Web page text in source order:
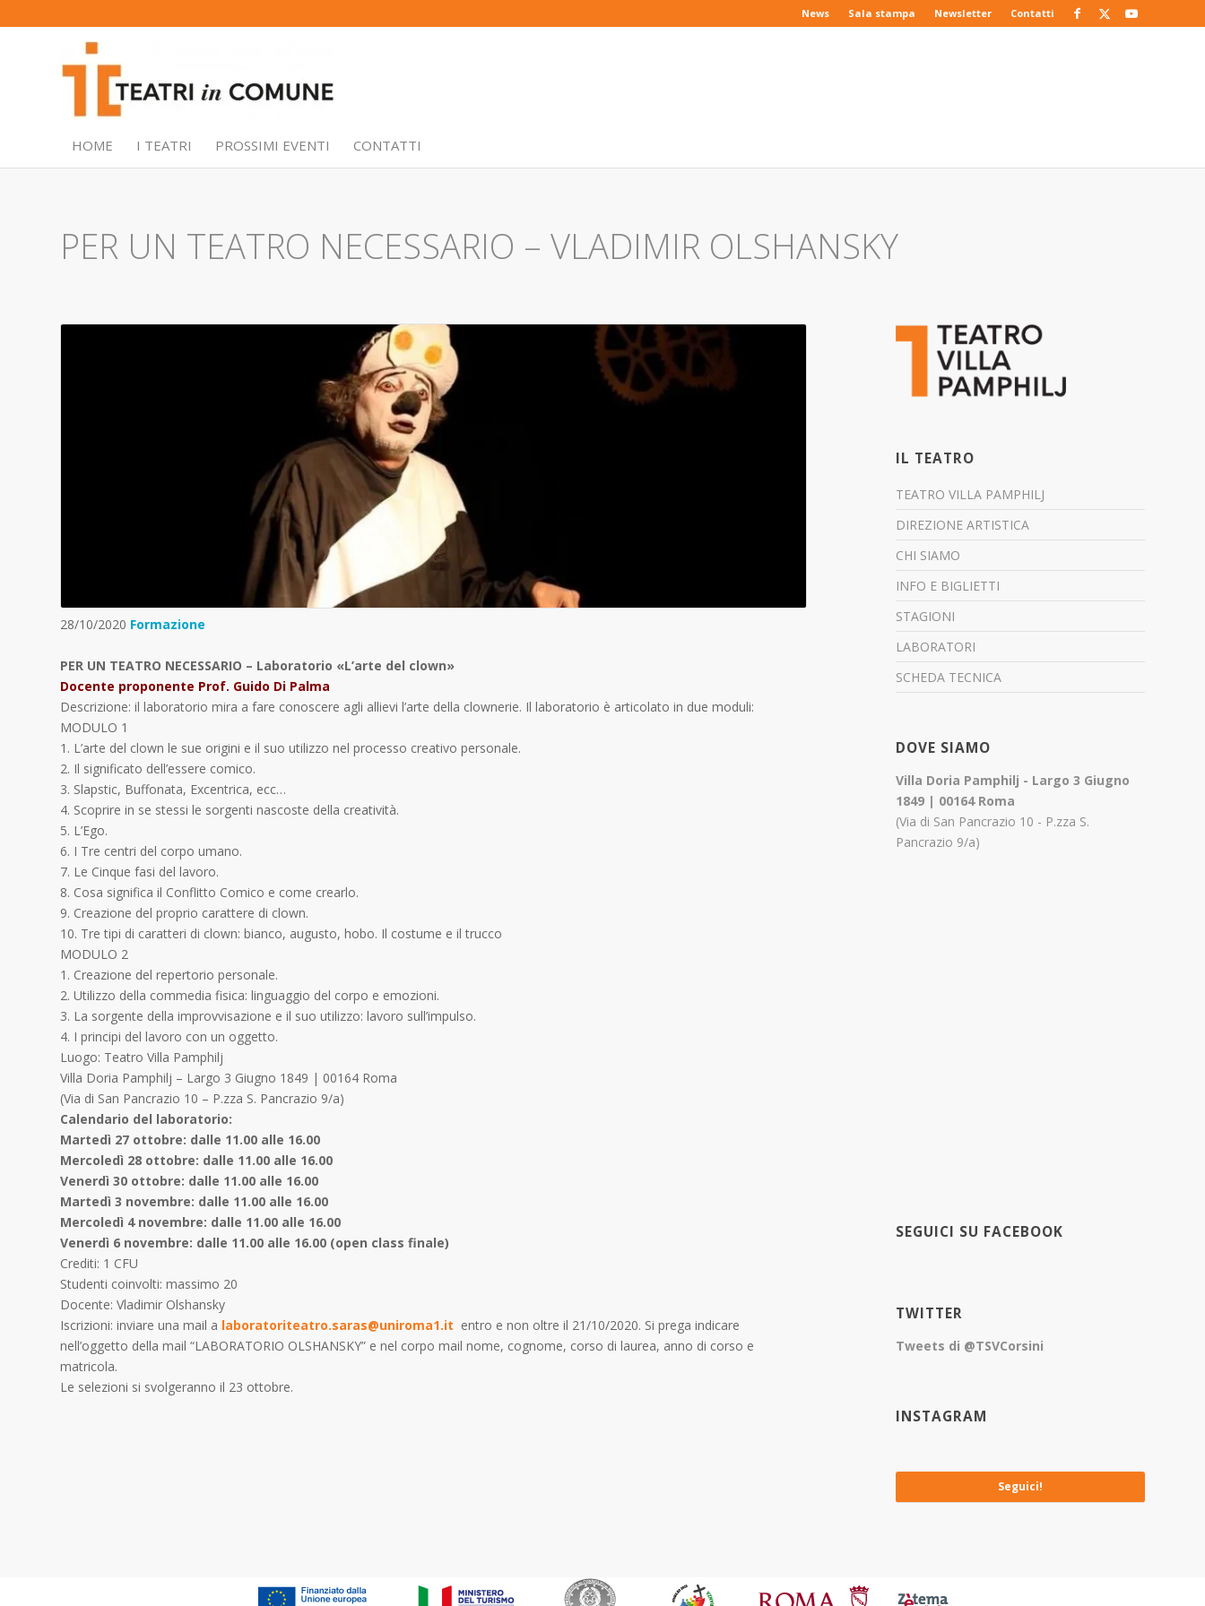
News Sala stampa Newsletter Contatti
HOME I TEATRI PROSSIMI EVENTI CONTATTI
PER UN TEATRO NECESSARIO – VLADIMIR OLSHANSKY
28/10/2020 Formazione
PER UN TEATRO NECESSARIO – Laboratorio «L’arte del clown»
Docente proponente Prof. Guido Di Palma
Descrizione: il laboratorio mira a fare conoscere agli allievi l’arte della clownerie. Il laboratorio è articolato in due moduli:
MODULO 1
1. L’arte del clown le sue origini e il suo utilizzo nel processo creativo personale.
2. Il significato dell’essere comico.
3. Slapstic, Buffonata, Excentrica, ecc…
4. Scoprire in se stessi le sorgenti nascoste della creatività.
5. L’Ego.
6. I Tre centri del corpo umano.
7. Le Cinque fasi del lavoro.
8. Cosa significa il Conflitto Comico e come crearlo.
9. Creazione del proprio carattere di clown.
10. Tre tipi di caratteri di clown: bianco, augusto, hobo. Il costume e il trucco
MODULO 2
1. Creazione del repertorio personale.
2. Utilizzo della commedia fisica: linguaggio del corpo e emozioni.
3. La sorgente della improvvisazione e il suo utilizzo: lavoro sull’impulso.
4. I principi del lavoro con un oggetto.
Luogo: Teatro Villa Pamphilj
Villa Doria Pamphilj – Largo 3 Giugno 1849 | 00164 Roma
(Via di San Pancrazio 10 – P.zza S. Pancrazio 9/a)
Calendario del laboratorio:
Martedì 27 ottobre: dalle 11.00 alle 16.00
Mercoledì 28 ottobre: dalle 11.00 alle 16.00
Venerdì 30 ottobre: dalle 11.00 alle 16.00
Martedì 3 novembre: dalle 11.00 alle 16.00
Mercoledì 4 novembre: dalle 11.00 alle 16.00
Venerdì 6 novembre: dalle 11.00 alle 16.00 (open class finale)
Crediti: 1 CFU
Studenti coinvolti: massimo 20
Docente: Vladimir Olshansky
Iscrizioni: inviare una mail a laboratoriteatro.saras@uniroma1.it entro e non oltre il 21/10/2020. Si prega indicare
nell’oggetto della mail “LABORATORIO OLSHANSKY” e nel corpo mail nome, cognome, corso di laurea, anno di corso e
matricola.
Le selezioni si svolgeranno il 23 ottobre.
IL TEATRO
TEATRO VILLA PAMPHILJ
DIREZIONE ARTISTICA
CHI SIAMO
INFO E BIGLIETTI
STAGIONI
LABORATORI
SCHEDA TECNICA
DOVE SIAMO
Villa Doria Pamphilj - Largo 3 Giugno
1849 | 00164 Roma
(Via di San Pancrazio 10 - P.zza S.
Pancrazio 9/a)
SEGUICI SU FACEBOOK
TWITTER
Tweets di @TSVCorsini
INSTAGRAM
Seguici!